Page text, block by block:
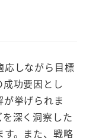
応しながら目標
功要因とし
挙げられま
深く洞察した
。また、戦略